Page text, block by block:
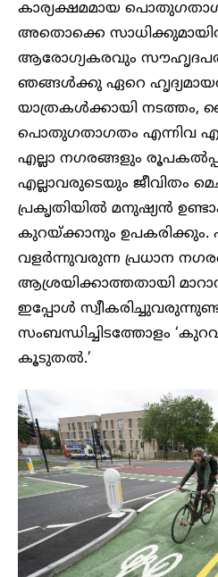
കാര്യക്ഷമമായ
അതൊക്കെ
ആരോഗ്യകരവും
ഞങ്ങൾക്കു ഏറെ
യാത്രകൾക്കായി നടത്തം,
പൊതുഗതാഗതം എന്നിവ
എല്ലാ നഗരങ്ങളും
എല്ലാവരുടെയും ജീവിതം
പ്രകൃതിയിൽ മനുഷ്യൻ
കുറയ്ക്കാനും
വളർന്നുവരുന്ന പ്രധാന
ആശ്രയിക്കാത്തതായി
ഇപ്പോൾ
സംബന്ധിച്ചിടത്തോളം
കൂടുതൽ.’